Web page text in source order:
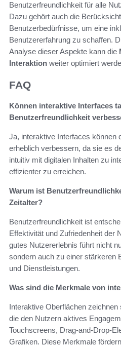
Benutzerfreundlichkeit für alle
Dazu gehört auch die
Benutzerbedürfnisse, um eine
Benutzererfahrung zu schaffen.
Analyse dieser Aspekte kann die
Interaktion weiter optimiert
FAQ
Können interaktive Interfaces
Benutzerfreundlichkeit
Ja, interaktive Interfaces können
erheblich verbessern, da sie es
intuitiv mit digitalen Inhalten zu
effizienter zu erreichen.
Warum ist
Zeitalter?
Benutzerfreundlichkeit ist
Effektivität und Zufriedenheit der
gutes Nutzererlebnis führt nicht
sondern auch zu einer stärkeren
und Dienstleistungen.
Was sind die Merkmale von
Interaktive Oberflächen
die den Nutzern aktives
Touchscreens, Drag-and-Drop-
Grafiken. Diese Merkmale